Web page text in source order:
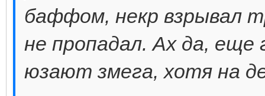
баффом, некр взрывал
не пропадал. Ах да,
юзают змега, хотя на